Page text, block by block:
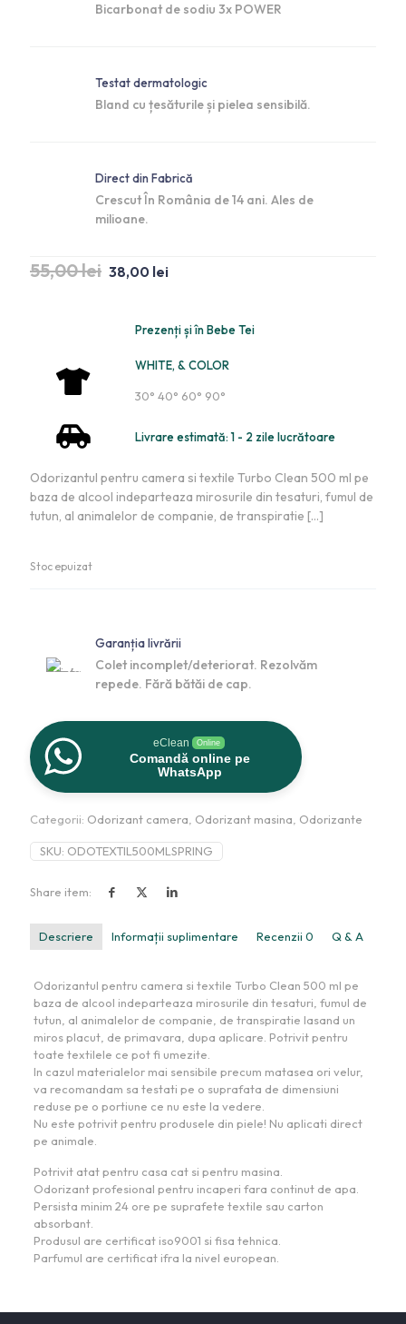
Bicarbonat de sodiu 3x POWER
Testat dermatologic
Bland cu țesăturile și pielea sensibilă.
Direct din Fabrică
Crescut În România de 14 ani. Ales de
milioane.
55,00lei 38,00 lei
Prezenți și în Bebe Tei
WHITE, & COLOR
30° 40° 60° 90°
Livrare estimată: 1 - 2 zile lucrătoare
Odorizantul pentru camera si textile Turbo Clean 500 ml pe
baza de alcool indeparteaza mirosurile din tesaturi, fumul de
tutun, al animalelor de companie, de transpiratie […]
Stoc epuizat
Garanția livrării
Colet incomplet/deteriorat. Rezolvăm
repede. Fără bătăi de cap.
eClean Online
Comandă online pe
WhatsApp
Categorii: Odorizant camera Odorizant masina Odorizante
SKU: ODOTEXTIL500MLSPRING
Share item:
Descriere Informații suplimentare Recenzii 0 Q & A
Odorizantul pentru camera si textile Turbo Clean 500 ml pe
baza de alcool indeparteaza mirosurile din tesaturi, fumul de
tutun, al animalelor de companie, de transpiratie lasand un
miros placut, de primavara, dupa aplicare. Potrivit pentru
toate textilele ce pot fi umezite.
In cazul materialelor mai sensibile precum matasea ori velur,
va recomandam sa testati pe o suprafata de dimensiuni
reduse pe o portiune ce nu este la vedere.
Nu este potrivit pentru produsele din piele! Nu aplicati direct
pe animale.
Potrivit atat pentru casa cat si pentru masina.
Odorizant profesional pentru incaperi fara continut de apa.
Persista minim 24 ore pe suprafete textile sau carton
absorbant.
Produsul are certificat iso9001 si fisa tehnica.
Parfumul are certificat ifra la nivel european.